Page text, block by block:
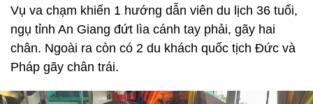
Vụ va chạm khiến 1 hướng dẫn viên du lịch 36 tuổi,
ngụ tỉnh An Giang đứt lìa cánh tay phải, gãy hai
chân. Ngoài ra còn có 2 du khách quốc tịch Đức và
Pháp gãy chân trái.